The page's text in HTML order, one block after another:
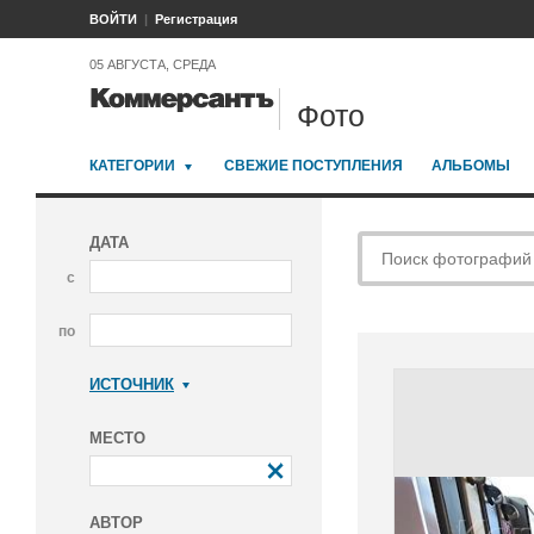
ВОЙТИ Регистрация
05 АВГУСТА, СРЕДА
Фото
КАТЕГОРИИ СВЕЖИЕ ПОСТУПЛЕНИЯ АЛЬБОМЫ
ДАТА
с
по
ИСТОЧНИК
МЕСТО
АВТОР